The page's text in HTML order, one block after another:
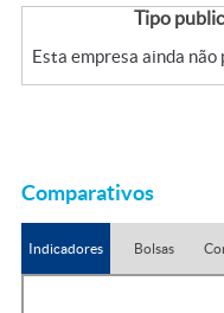
Tipo
Esta empresa ainda não
Comparativos
Indicadores Bolsas